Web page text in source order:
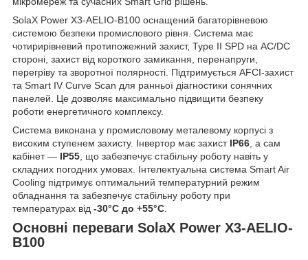
SolaX Power X3-AELIO-B100 оснащений багаторівневою
системою безпеки промислового рівня. Система має
чотирирівневий протипожежний захист, Type II SPD на AC/DC
стороні, захист від короткого замикання, перенапруги,
перегріву та зворотної полярності. Підтримується AFCI-захист
та Smart IV Curve Scan для ранньої діагностики сонячних
панелей. Це дозволяє максимально підвищити безпеку
роботи енергетичного комплексу.
Система виконана у промисловому металевому корпусі з
високим ступенем захисту. Інвертор має захист IP66 , а сам
кабінет — IP55 , що забезпечує стабільну роботу навіть у
складних погодних умовах. Інтелектуальна система Smart Air
Cooling підтримує оптимальний температурний режим
обладнання та забезпечує стабільну роботу при
температурах від -30°C до +55°C
Основні переваги SolaX Power X3-AELIO-
B100